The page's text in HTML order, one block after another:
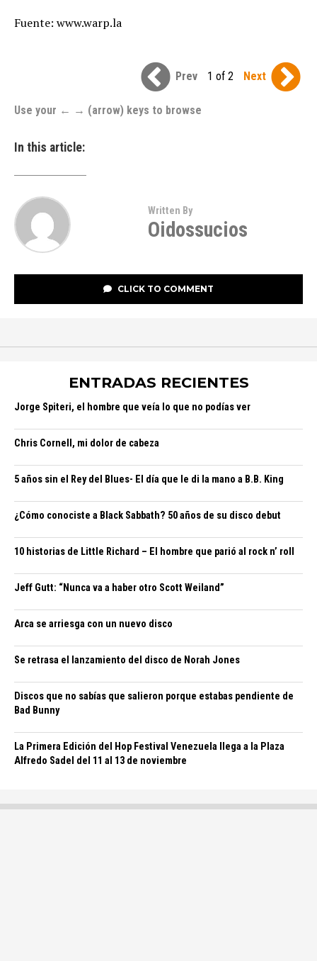
Fuente: www.warp.la
Prev 1 of 2 Next
Use your ← → (arrow) keys to browse
In this article:
Written By
Oidossucios
CLICK TO COMMENT
ENTRADAS RECIENTES
Jorge Spiteri, el hombre que veía lo que no podías ver
Chris Cornell, mi dolor de cabeza
5 años sin el Rey del Blues- El día que le di la mano a B.B. King
¿Cómo conociste a Black Sabbath? 50 años de su disco debut
10 historias de Little Richard – El hombre que parió al rock n’ roll
Jeff Gutt: “Nunca va a haber otro Scott Weiland”
Arca se arriesga con un nuevo disco
Se retrasa el lanzamiento del disco de Norah Jones
Discos que no sabías que salieron porque estabas pendiente de
Bad Bunny
La Primera Edición del Hop Festival Venezuela llega a la Plaza
Alfredo Sadel del 11 al 13 de noviembre